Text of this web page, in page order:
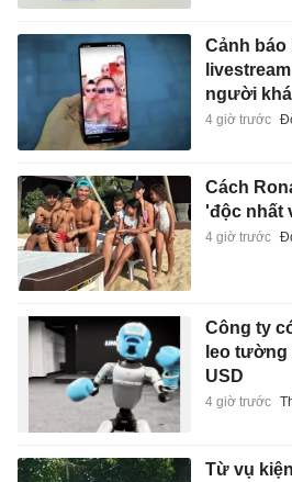
Cảnh báo
người
4 giờ trước
Cách
'độc nhất
4 giờ trước
Công ty
leo tường
USD
4 giờ trước
Từ vụ